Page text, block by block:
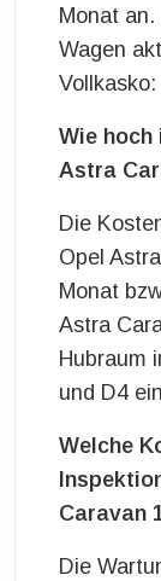
Monat
Wagen
Wie hoch
Astra
Die
Opel
Monat
Astra
Hubraum
und D4
Welche
Caravan
Die